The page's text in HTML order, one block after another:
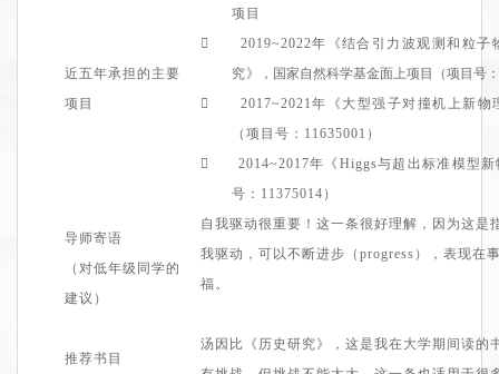
近五年承担的主要
项目
项目

2019~2022年 《结合引力波观测和粒子
究》，国家自然科学基金面上项目 （项目号 ：

2017~2021 年 《 大型强子对撞机上新物
（项目号 ：11635001 ）

2014~2017年 《Higgs与超出标准模型
号 ：11375014 ）
导师寄语
（对低年级同学的
建议）
自我驱动很重要 ！这一条很好理解，因为这
我驱动，可以不断进步（progress），表现在
福。
推荐书目
汤因比 《 历史研究》， 这是我在大学期间读的